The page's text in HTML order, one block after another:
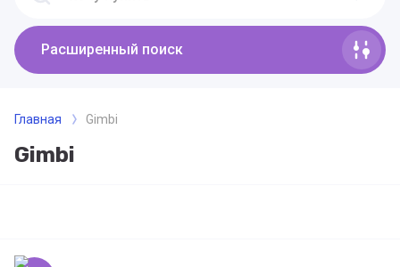
Расширенный поиск
Главная Gimbi
Gimbi